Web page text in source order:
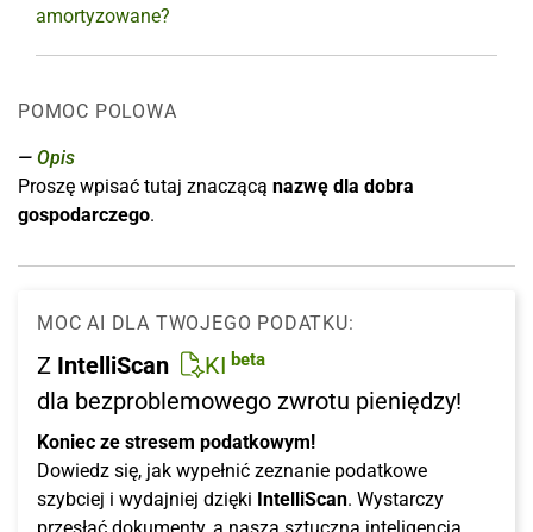
amortyzowane?
POMOC POLOWA
Opis
Proszę wpisać tutaj znaczącą nazwę dla dobra
gospodarczego.
MOC AI DLA TWOJEGO PODATKU:
Z IntelliScan KI beta
dla bezproblemowego zwrotu pieniędzy!
Koniec ze stresem podatkowym!
Dowiedz się, jak wypełnić zeznanie podatkowe
szybciej i wydajniej dzięki IntelliScan. Wystarczy